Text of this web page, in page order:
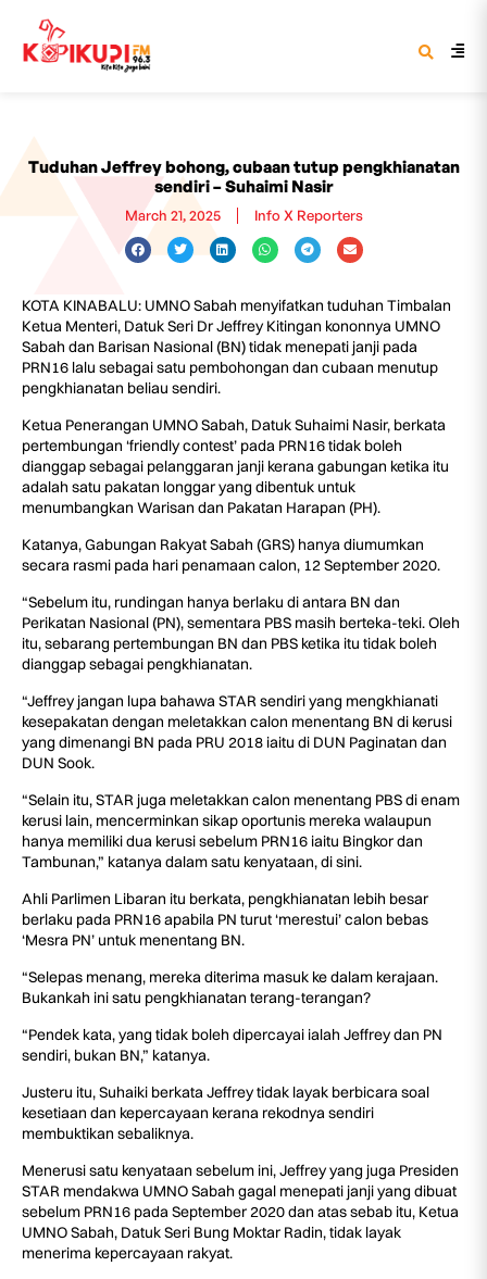
Tuduhan Jeffrey bohong, cubaan tutup pengkhianatan
sendiri – Suhaimi Nasir
March 21, 2025 Info X Reporters
KOTA KINABALU: UMNO Sabah menyifatkan tuduhan Timbalan
Ketua Menteri, Datuk Seri Dr Jeffrey Kitingan kononnya UMNO
Sabah dan Barisan Nasional (BN) tidak menepati janji pada
PRN16 lalu sebagai satu pembohongan dan cubaan menutup
pengkhianatan beliau sendiri.
Ketua Penerangan UMNO Sabah, Datuk Suhaimi Nasir, berkata
pertembungan ‘friendly contest’ pada PRN16 tidak boleh
dianggap sebagai pelanggaran janji kerana gabungan ketika itu
adalah satu pakatan longgar yang dibentuk untuk
menumbangkan Warisan dan Pakatan Harapan (PH).
Katanya, Gabungan Rakyat Sabah (GRS) hanya diumumkan
secara rasmi pada hari penamaan calon, 12 September 2020.
“Sebelum itu, rundingan hanya berlaku di antara BN dan
Perikatan Nasional (PN), sementara PBS masih berteka-teki. Oleh
itu, sebarang pertembungan BN dan PBS ketika itu tidak boleh
dianggap sebagai pengkhianatan.
“Jeffrey jangan lupa bahawa STAR sendiri yang mengkhianati
kesepakatan dengan meletakkan calon menentang BN di kerusi
yang dimenangi BN pada PRU 2018 iaitu di DUN Paginatan dan
DUN Sook.
“Selain itu, STAR juga meletakkan calon menentang PBS di enam
kerusi lain, mencerminkan sikap oportunis mereka walaupun
hanya memiliki dua kerusi sebelum PRN16 iaitu Bingkor dan
Tambunan,” katanya dalam satu kenyataan, di sini.
Ahli Parlimen Libaran itu berkata, pengkhianatan lebih besar
berlaku pada PRN16 apabila PN turut ‘merestui’ calon bebas
‘Mesra PN’ untuk menentang BN.
“Selepas menang, mereka diterima masuk ke dalam kerajaan.
Bukankah ini satu pengkhianatan terang-terangan?
“Pendek kata, yang tidak boleh dipercayai ialah Jeffrey dan PN
sendiri, bukan BN,” katanya.
Justeru itu, Suhaiki berkata Jeffrey tidak layak berbicara soal
kesetiaan dan kepercayaan kerana rekodnya sendiri
membuktikan sebaliknya.
Menerusi satu kenyataan sebelum ini, Jeffrey yang juga Presiden
STAR mendakwa UMNO Sabah gagal menepati janji yang dibuat
sebelum PRN16 pada September 2020 dan atas sebab itu, Ketua
UMNO Sabah, Datuk Seri Bung Moktar Radin, tidak layak
menerima kepercayaan rakyat.